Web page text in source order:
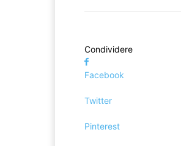
Condividere
Facebook
Twitter
Pinterest